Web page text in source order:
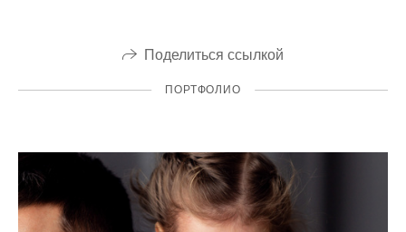
Поделиться ссылкой
ПОРТФОЛИО